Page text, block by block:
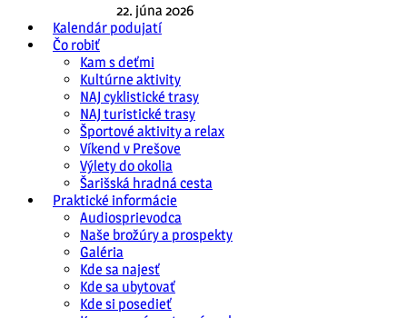
22. júna 2026
Kalendár podujatí
Čo robiť
Kam s deťmi
Kultúrne aktivity
NAJ cyklistické trasy
NAJ turistické trasy
Športové aktivity a relax
Víkend v Prešove
Výlety do okolia
Šarišská hradná cesta
Praktické informácie
Audiosprievodca
Naše brožúry a prospekty
Galéria
Kde sa najesť
Kde sa ubytovať
Kde si posedieť